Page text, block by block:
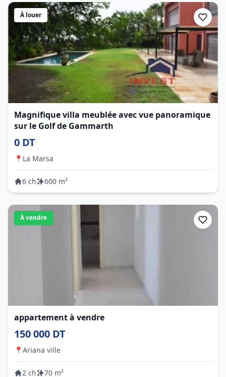
À louer
Magnifique villa meublée avec vue panoramique
sur le Golf de Gammarth
0 DT
📍 La Marsa
6 ch 600 m²
À vendre
appartement à vendre
150 000 DT
📍 Ariana ville
2 ch 70 m²